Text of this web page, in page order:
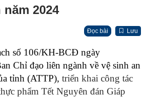
2024
Đọc bài Lưu
số 106/KH-BCĐ ngày
Chỉ đạo liên ngành về vệ sinh an
tỉnh (ATTP), triển khai công tác
phẩm Tết Nguyên đán Giáp